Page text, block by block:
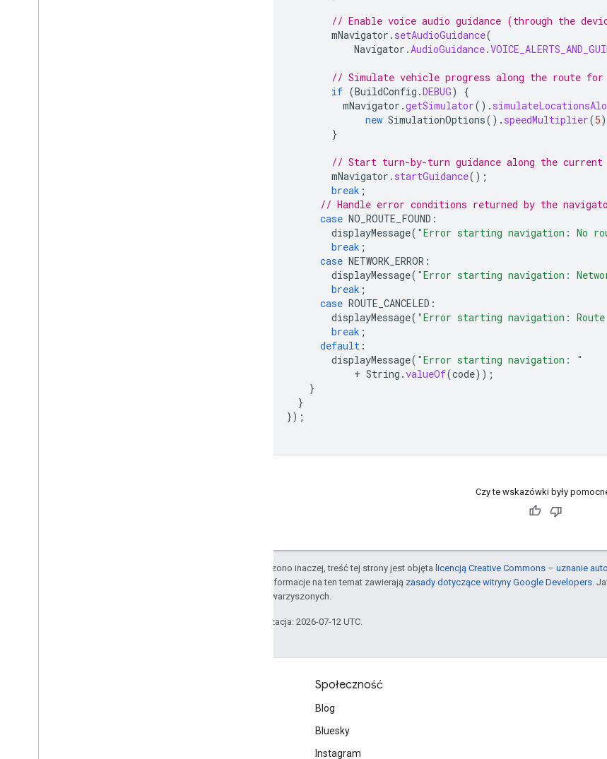
// Enable voice audio guidance (through the
mNavigator . setAudioGuidance(
Navigator .AudioGuidance.
// Simulate vehicle progress along the route for
if (BuildConfig .DEBUG)
{
mNavigator .getSimulator().
new SimulationOptions(). speedMultiplier(5
}
// Start turn-by-turn guidance along the current
mNavigator . startGuidance();
break ;
// Handle error conditions returned by the
case NO_ROUTE_FOUND :
displayMessage( "Error starting navigation: No
break ;
case NETWORK_ERROR :
displayMessage( "Error starting navigation:
break ;
case ROUTE_CANCELED :
displayMessage( "Error starting navigation: Route
break ;
default :
displayMessage( "Error starting navigation: "
+ String .valueOf(code));
}
}
});
Czy te wskazówki były
O ile nie stwierdzono inaczej, treść tej strony jest objęta licencją Creative Commons – uznanie
Szczegółowe informacje na ten temat zawierają zasady dotyczące witryny Google Developers .
podmiotów stowarzyszonych.
Ostatnia aktualizacja: 2026-07-12 UTC.
Społeczność
Blog
Bluesky
Instagram